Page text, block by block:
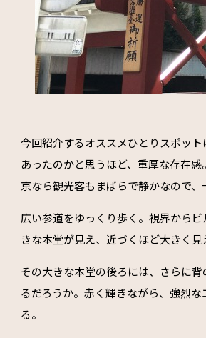
今回紹介するオススメひとりスポッ
あったのかと思うほど、重厚な存在
京なら観光客もまばらで静かなので
広い参道をゆっくり歩く。視界から
きな本堂が見え、近づくほど大きく見
その大きな本堂の後ろには、さらに
るだろうか。赤く輝きながら、強烈
る。